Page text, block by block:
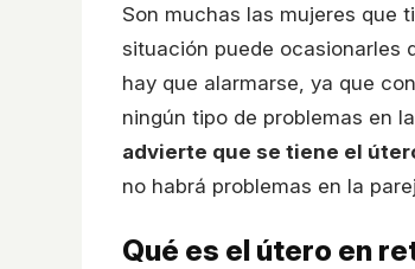
Son muchas las mujeres que
situación puede ocasionarles
hay que alarmarse, ya que
ningún tipo de problemas en
advierte que se tiene el
no habrá problemas en la
Qué es el útero en